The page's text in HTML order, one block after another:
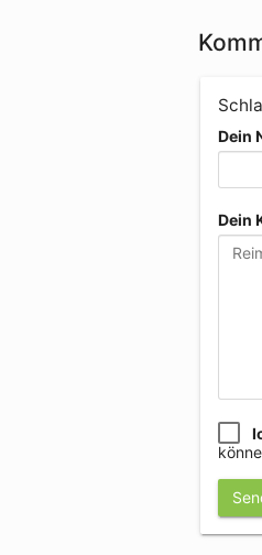
Dein
Dein